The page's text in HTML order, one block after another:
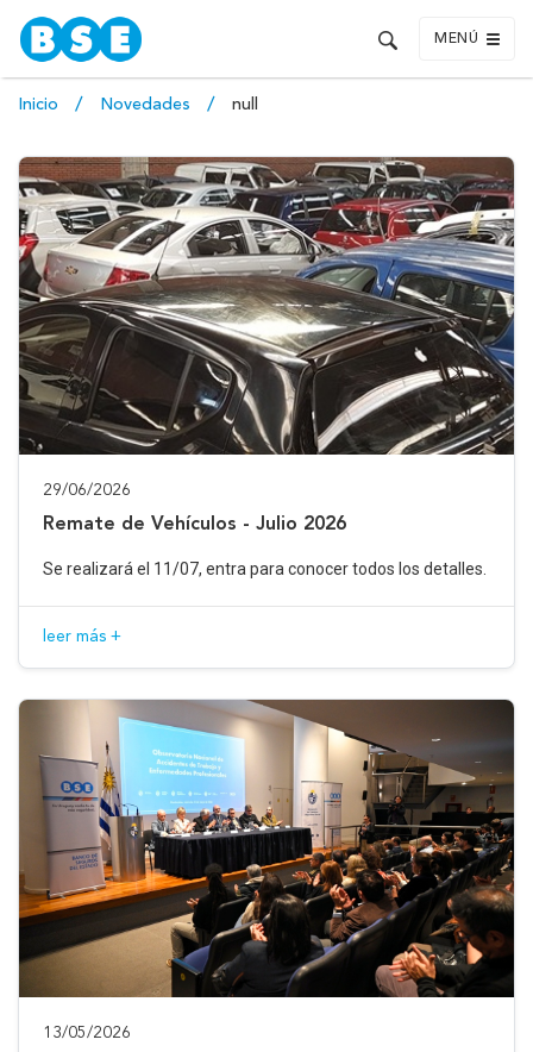
MENÚ
Inicio Novedades null
29/06/2026
Remate de Vehículos - Julio 2026
Se realizará el 11/07, entra para conocer todos los detalles.
leer más +
13/05/2026